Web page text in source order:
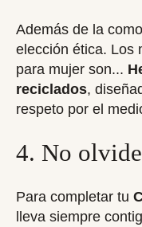
Además de la
elección ética. Los
para mujer son...
reciclados,
respeto por el
4. No
Para completar tu
lleva siempre